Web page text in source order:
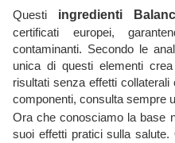
Questi ingredienti
certificati europei,
contaminanti. Secondo le
unica di questi elementi
risultati senza effetti
componenti, consulta sempre
Ora che conosciamo la base
suoi effetti pratici sulla